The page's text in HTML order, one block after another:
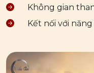
Không gian
Kết nối với